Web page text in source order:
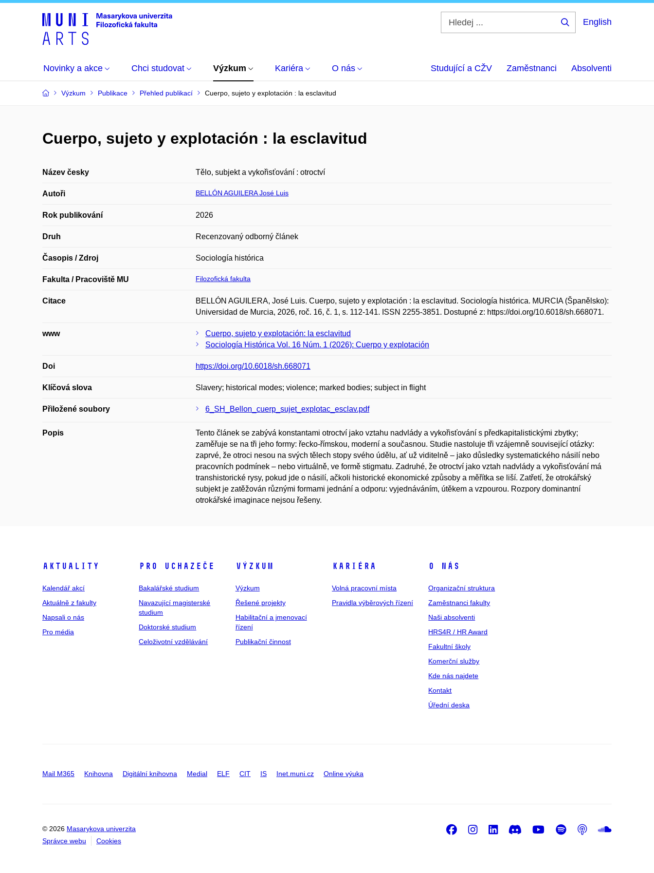
English
Novinky a akce Chci studovat Výzkum Kariéra O nás Studující a CŽV Zaměstnanci Absolventi
Výzkum Publikace Přehled publikací Cuerpo, sujeto y explotación : la esclavitud
Cuerpo, sujeto y explotación : la esclavitud
Název česky Tělo, subjekt a vykořisťování : otroctví
Autoři BELLÓN AGUILERA José Luis
Rok publikování 2026
Druh Recenzovaný odborný článek
Časopis / Zdroj Sociología histórica
Fakulta / Pracoviště MU Filozofická fakulta
Citace
BELLÓN AGUILERA, José Luis. Cuerpo, sujeto y explotación : la esclavitud. Sociología histórica. MURCIA (Španělsko):
Universidad de Murcia, 2026, roč. 16, č. 1, s. 112-141. ISSN 2255-3851. Dostupné z: https://doi.org/10.6018/sh.668071.
www
Cuerpo, sujeto y explotación: la esclavitud
Sociología Histórica Vol. 16 Núm. 1 (2026): Cuerpo y explotación
Doi https://doi.org/10.6018/sh.668071
Klíčová slova Slavery; historical modes; violence; marked bodies; subject in flight
Přiložené soubory 6_SH_Bellon_cuerp_sujet_explotac_esclav.pdf
Popis
Tento článek se zabývá konstantami otroctví jako vztahu nadvlády a vykořisťování s předkapitalistickými zbytky;
zaměřuje se na tři jeho formy: řecko-římskou, moderní a současnou. Studie nastoluje tři vzájemně související otázky:
zaprvé, že otroci nesou na svých tělech stopy svého údělu, ať už viditelně – jako důsledky systematického násilí nebo
pracovních podmínek – nebo virtuálně, ve formě stigmatu. Zadruhé, že otroctví jako vztah nadvlády a vykořisťování má
transhistorické rysy, pokud jde o násilí, ačkoli historické ekonomické způsoby a měřítka se liší. Zatřetí, že otrokářský
subjekt je zatěžován různými formami jednání a odporu: vyjednáváním, útěkem a vzpourou. Rozpory dominantní
otrokářské imaginace nejsou řešeny.
Aktuality
Kalendář akcí
Aktuálně z fakulty
Napsali o nás
Pro média
Pro uchazeče
Bakalářské studium
Navazující magisterské
studium
Doktorské studium
Celoživotní vzdělávání
Výzkum
Výzkum
Řešené projekty
Habilitační a jmenovací
řízení
Publikační činnost
Kariéra
Volná pracovní místa
Pravidla výběrových řízení
O nás
Organizační struktura
Zaměstnanci fakulty
Naši absolventi
HRS4R / HR Award
Fakultní školy
Komerční služby
Kde nás najdete
Kontakt
Úřední deska
Mail M365 Knihovna Digitální knihovna Medial ELF CIT IS Inet.muni.cz Online výuka
© 2026 Masarykova univerzita
Správce webu
Cookies
Facebook
Instagram
LinkedIn
DiscordYoutube
Spotify
Podcast